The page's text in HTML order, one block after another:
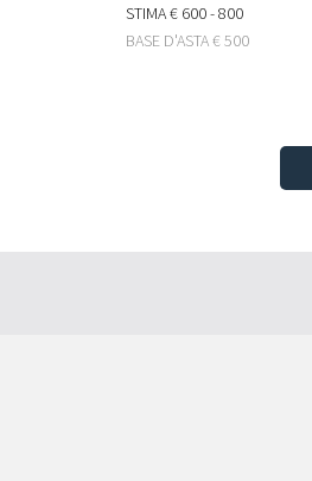
STIMA€ 600 - 800
BASE D'ASTA€ 500